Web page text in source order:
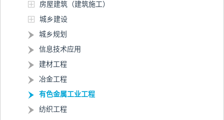
房屋建筑（建筑施工）
城乡建设
城乡规划
信息技术应用
建材工程
冶金工程
有色金属工业工程
纺织工程